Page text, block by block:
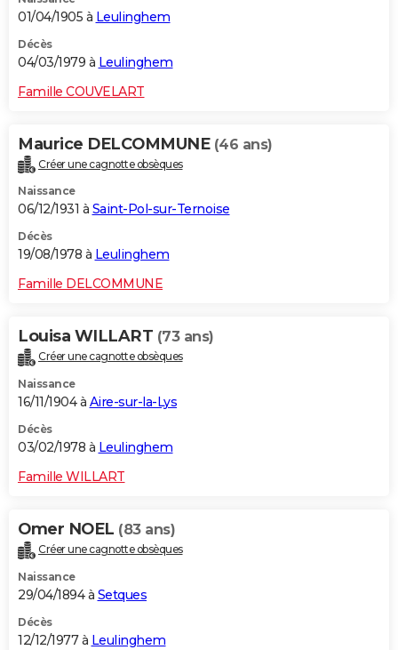
01/04/1905 à Leulinghem
Décès
04/03/1979 à Leulinghem
Famille COUVELART
Maurice DELCOMMUNE (46 ans)
Créer une cagnotte obsèques
Naissance
06/12/1931 à Saint-Pol-sur-Ternoise
Décès
19/08/1978 à Leulinghem
Famille DELCOMMUNE
Louisa WILLART (73 ans)
Créer une cagnotte obsèques
Naissance
16/11/1904 à Aire-sur-la-Lys
Décès
03/02/1978 à Leulinghem
Famille WILLART
Omer NOEL (83 ans)
Créer une cagnotte obsèques
Naissance
29/04/1894 à Setques
Décès
12/12/1977 à Leulinghem